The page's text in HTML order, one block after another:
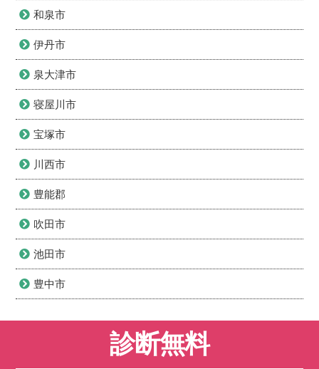
和泉市
伊丹市
泉大津市
寝屋川市
宝塚市
川西市
豊能郡
吹田市
池田市
豊中市
診断無料